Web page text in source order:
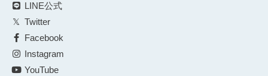
LINE公式
Twitter
Facebook
Instagram
YouTube